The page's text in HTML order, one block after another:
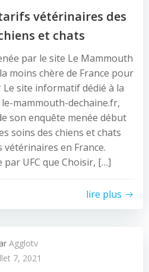
vétérinaires des
et chats
par le site Le Mammouth
moins chère de France pour
site informatif dédié à la
mammouth-dechaine.fr,
son enquête menée début
soins des chiens et chats
en France.
par UFC que Choisir, […]
lire plus
Agglotv
7, 2021